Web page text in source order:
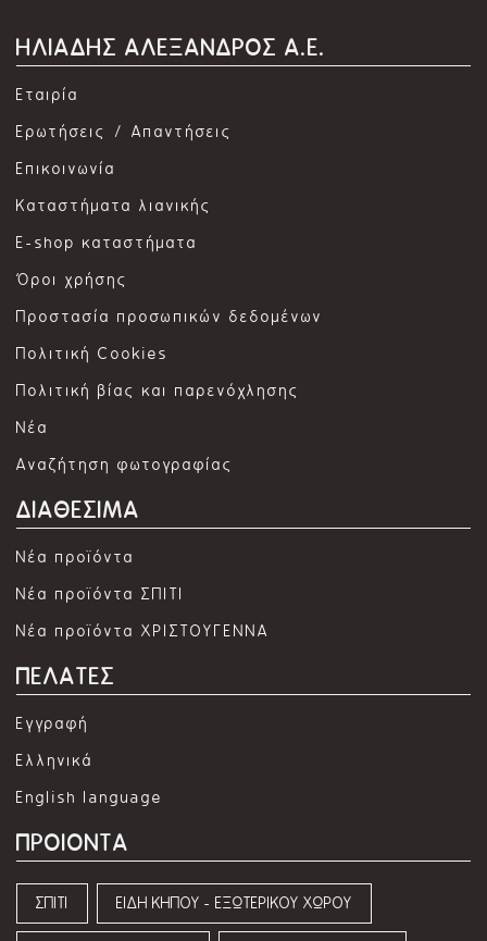
ΗΛΙΑΔΗΣ ΑΛΕΞΑΝΔΡΟΣ Α.Ε.
Εταιρία
Ερωτήσεις / Απαντήσεις
Επικοινωνία
Καταστήματα λιανικής
E-shop καταστήματα
Όροι χρήσης
Προστασία προσωπικών δεδομένων
Πολιτική Cookies
Πολιτική βίας και παρενόχλησης
Νέα
Αναζήτηση φωτογραφίας
ΔΙΑΘΕΣΙΜΑ
Νέα προϊόντα
Νέα προϊόντα ΣΠΙΤΙ
Νέα προϊόντα ΧΡΙΣΤΟΥΓΕΝΝΑ
ΠΕΛΑΤΕΣ
Εγγραφή
Ελληνικά
English language
ΠΡΟΙΟΝΤΑ
ΣΠΙΤΙ ΕΙΔΗ ΚΗΠΟΥ - ΕΞΩΤΕΡΙΚΟΥ ΧΩΡΟΥ